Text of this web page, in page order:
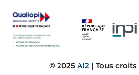
Il s’adresse aux étudiants qui
plus loin : concevoir des
travailler sur des projets
à déployer des solutions
© 2025 AI2| Tous droits